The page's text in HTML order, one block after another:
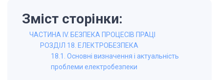
Зміст сторінки:
ЧАСТИНА IV. БЕЗПЕКА ПРОЦЕСІВ ПРАЦІ
РОЗДІЛ 18. ЕЛЕКТРОБЕЗПЕКА
18.1. Основні визначення і актуальність
проблеми електробезпеки